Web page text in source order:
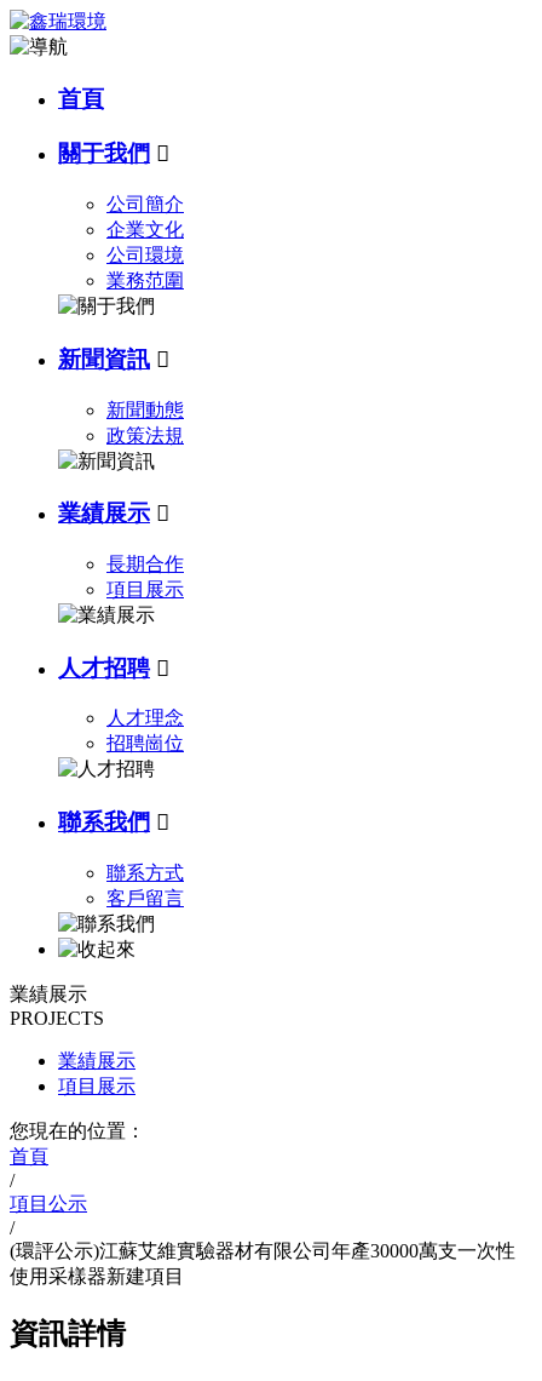
首頁
關于我們 
公司簡介
企業文化
公司環境
業務范圍
新聞資訊 
新聞動態
政策法規
業績展示 
長期合作
項目展示
人才招聘 
人才理念
招聘崗位
聯系我們 
聯系方式
客戶留言
業績展示
PROJECTS
業績展示
項目展示
您現在的位置：
首頁
/
項目公示
/
(環評公示)江蘇艾維實驗器材有限公司年產30000萬支一次性
使用采樣器新建項目
資訊詳情